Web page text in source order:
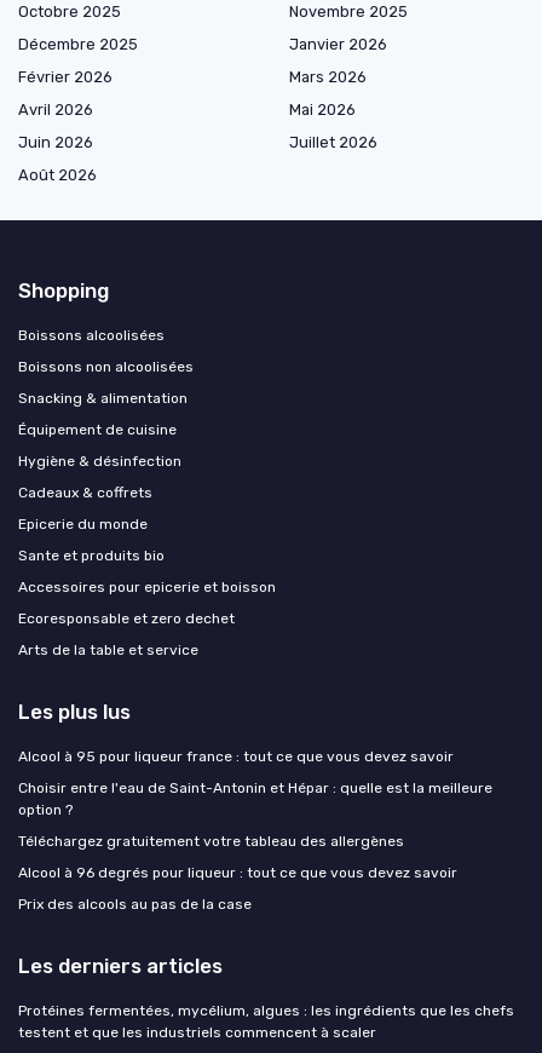
Octobre 2025
Novembre 2025
Décembre 2025
Janvier 2026
Février 2026
Mars 2026
Avril 2026
Mai 2026
Juin 2026
Juillet 2026
Août 2026
Shopping
Boissons alcoolisées
Boissons non alcoolisées
Snacking & alimentation
Équipement de cuisine
Hygiène & désinfection
Cadeaux & coffrets
Epicerie du monde
Sante et produits bio
Accessoires pour epicerie et boisson
Ecoresponsable et zero dechet
Arts de la table et service
Les plus lus
Alcool à 95 pour liqueur france : tout ce que vous devez savoir
Choisir entre l'eau de Saint-Antonin et Hépar : quelle est la meilleure
option ?
Téléchargez gratuitement votre tableau des allergènes
Alcool à 96 degrés pour liqueur : tout ce que vous devez savoir
Prix des alcools au pas de la case
Les derniers articles
Protéines fermentées, mycélium, algues : les ingrédients que les chefs
testent et que les industriels commencent à scaler